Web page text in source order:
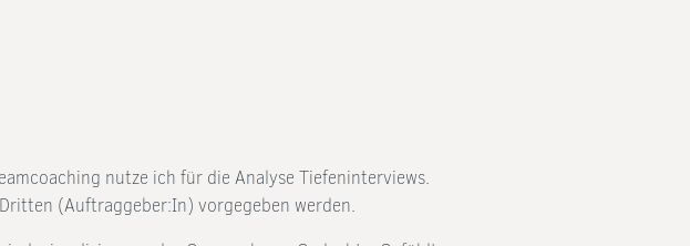
nutze ich für die Analyse Tiefeninterviews.
(Auftraggeber:In) vorgegeben werden.